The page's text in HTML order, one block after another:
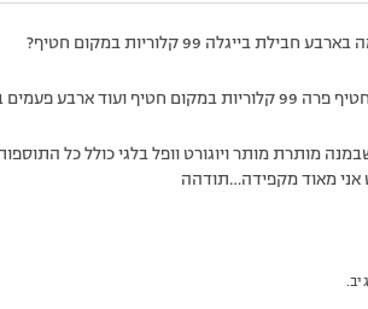
בייגלה 99 קלוריות במקום חטיף?
מנת שומן? (ואני לא יעצר בירידה)
מאוד מקפידה…תודהה